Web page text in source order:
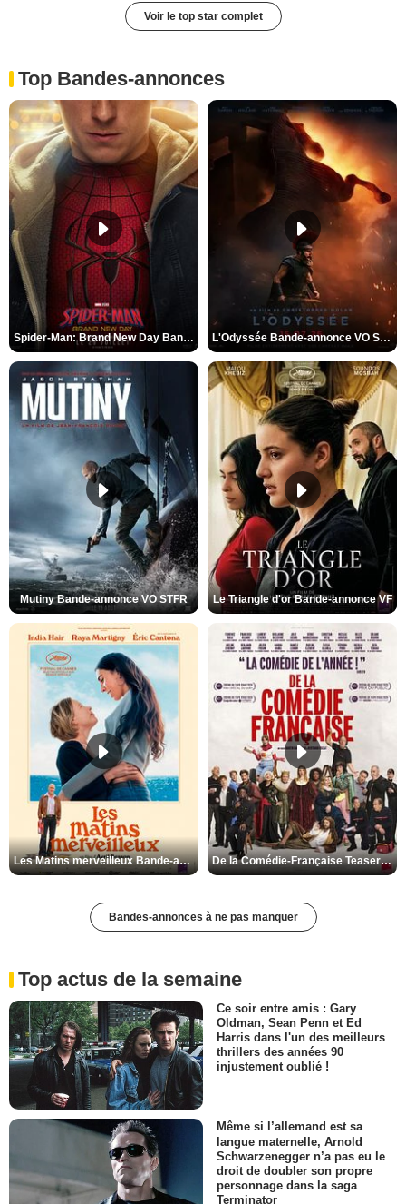
Voir le top star complet
Top Bandes-annonces
Spider-Man: Brand New Day Bande-annonce VO STFR L'Odyssée Bande-annonce VO STFR
Mutiny Bande-annonce VO STFR Le Triangle d'or Bande-annonce VF
Les Matins merveilleux Bande-annonce VF De la Comédie-Française Teaser VF
Bandes-annonces à ne pas manquer
Top actus de la semaine
Ce soir entre amis : Gary
Oldman, Sean Penn et Ed
Harris dans l'un des meilleurs
thrillers des années 90
injustement oublié !
Même si l’allemand est sa
langue maternelle, Arnold
Schwarzenegger n’a pas eu le
droit de doubler son propre
personnage dans la saga
Terminator